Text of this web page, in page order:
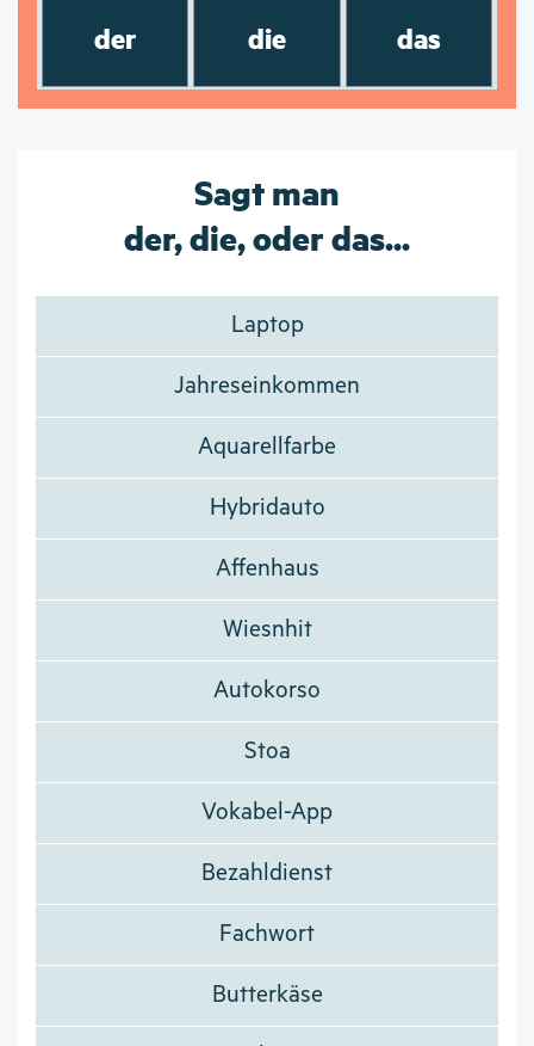
der die das
Sagt man
der, die, oder das...
Laptop
Jahreseinkommen
Aquarellfarbe
Hybridauto
Affenhaus
Wiesnhit
Autokorso
Stoa
Vokabel-App
Bezahldienst
Fachwort
Butterkäse